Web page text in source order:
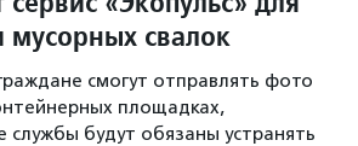
свалок
смогут отправлять фото
площадках,
службы будут обязаны устранять